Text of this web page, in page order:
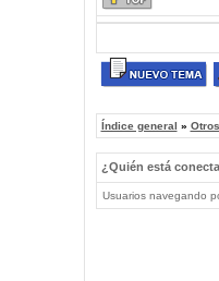
Índice general » Otros
¿Quién está
Usuarios navegando